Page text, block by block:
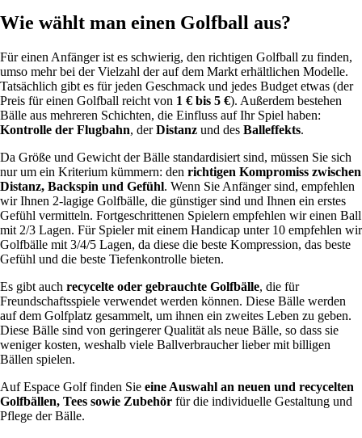
Wie wählt man einen Golfball aus?
Für einen Anfänger ist es schwierig, den richtigen Golfball zu finden,
umso mehr bei der Vielzahl der auf dem Markt erhältlichen Modelle.
Tatsächlich gibt es für jeden Geschmack und jedes Budget etwas (der
Preis für einen Golfball reicht von 1 € bis 5 €). Außerdem bestehen
Bälle aus mehreren Schichten, die Einfluss auf Ihr Spiel haben:
Kontrolle der Flugbahn, derDistanz und des Balleffekts.
Da Größe und Gewicht der Bälle standardisiert sind, müssen Sie sich
nur um ein Kriterium kümmern: den richtigen Kompromiss zwischen
Distanz, Backspin und Gefühl. Wenn Sie Anfänger sind, empfehlen
wir Ihnen 2-lagige Golfbälle, die günstiger sind und Ihnen ein erstes
Gefühl vermitteln. Fortgeschrittenen Spielern empfehlen wir einen Ball
mit 2/3 Lagen. Für Spieler mit einem Handicap unter 10 empfehlen wir
Golfbälle mit 3/4/5 Lagen, da diese die beste Kompression, das beste
Gefühl und die beste Tiefenkontrolle bieten.
Es gibt auch recycelte oder gebrauchte Golfbälle, die für
Freundschaftsspiele verwendet werden können. Diese Bälle werden
auf dem Golfplatz gesammelt, um ihnen ein zweites Leben zu geben.
Diese Bälle sind von geringerer Qualität als neue Bälle, so dass sie
weniger kosten, weshalb viele Ballverbraucher lieber mit billigen
Bällen spielen.
Auf Espace Golf finden Sie eine Auswahl an neuen und recycelten
Golfbällen, Tees sowie Zubehör für die individuelle Gestaltung und
Pflege der Bälle.